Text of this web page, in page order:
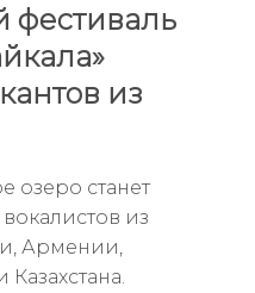
из
озеро станет
из
Армении,